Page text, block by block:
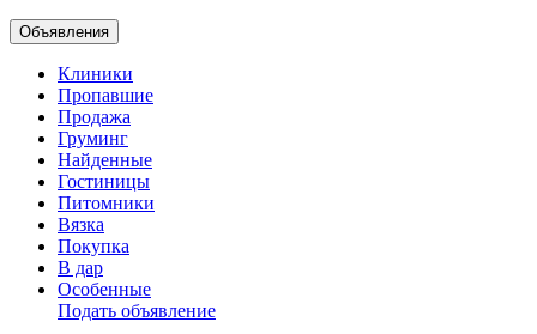
Объявления
Клиники
Пропавшие
Продажа
Груминг
Найденные
Гостиницы
Питомники
Вязка
Покупка
В дар
Особенные
Подать объявление